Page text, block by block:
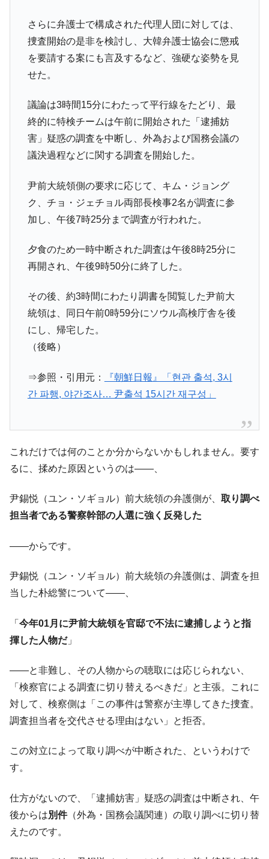
さらに弁護士で構成された代理人団に対しては、
捜査開始の是非を検討し、大韓弁護士協会に懲戒
を要請する案にも言及するなど、強硬な姿勢を見
せた。
議論は3時間15分にわたって平行線をたどり、最
終的に特検チームは午前に開始された「逮捕妨
害」疑惑の調査を中断し、外為および国務会議の
議決過程などに関する調査を開始した。
尹前大統領側の要求に応じて、キム・ジョング
ク、チョ・ジェチョル両部長検事2名が調査に参
加し、午後7時25分まで調査が行われた。
夕食のため一時中断された調査は午後8時25分に
再開され、午後9時50分に終了した。
その後、約3時間にわたり調書を閲覧した尹前大
統領は、同日午前0時59分にソウル高検庁舎を後
にし、帰宅した。
（後略）
⇒参照・引用元：
『朝鮮日報』「현관 출석, 3시
간 파행, 야간조사… 尹출석 15시간 재구성」
これだけでは何のことか分からないかもしれません。要す
るに、揉めた原因というのは――、
尹錫悦（ユン・ソギョル）前大統領の弁護側が、 取り調べ
担当者である警察幹部の人選に強く反発した
――からです。
尹錫悦（ユン・ソギョル）前大統領の弁護側は、調査を担
当した朴総警について――、
「 今年01月に尹前大統領を官邸で不法に逮捕しようと指
揮した人物だ」
――と非難し、その人物からの聴取には応じられない、
「検察官による調査に切り替えるべきだ」と主張。これに
対して、検察側は「この事件は警察が主導してきた捜査。
調査担当者を交代させる理由はない」と拒否。
この対立によって取り調べが中断された、というわけで
す。
仕方がないので、「逮捕妨害」疑惑の調査は中断され、午
後からは別件（外為・国務会議関連）の取り調べに切り替
えたのです。